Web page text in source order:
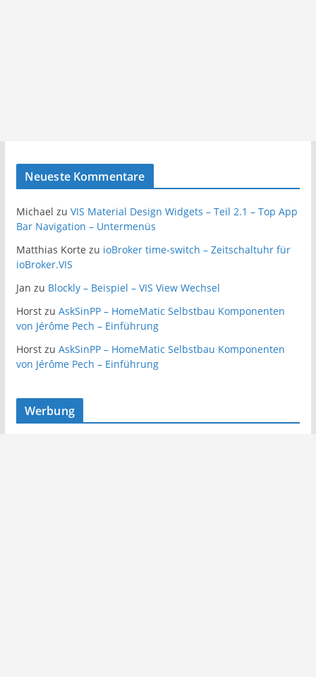
Neueste Kommentare
Michael zu VIS Material Design Widgets – Teil 2.1 – Top App
Bar Navigation – Untermenüs
Matthias Korte zu ioBroker time-switch – Zeitschaltuhr für
ioBroker.VIS
Jan zu Blockly – Beispiel – VIS View Wechsel
Horstzu AskSinPP – HomeMatic Selbstbau Komponenten
von Jérôme Pech – Einführung
Horstzu AskSinPP – HomeMatic Selbstbau Komponenten
von Jérôme Pech – Einführung
Werbung